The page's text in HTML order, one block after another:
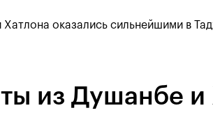
оказались сильнейшими в
из Душанбе и